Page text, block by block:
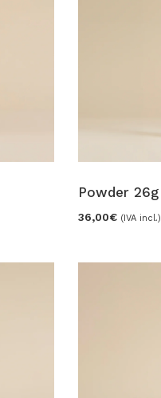
Powder 26g
36,00€ (IVA incl.)